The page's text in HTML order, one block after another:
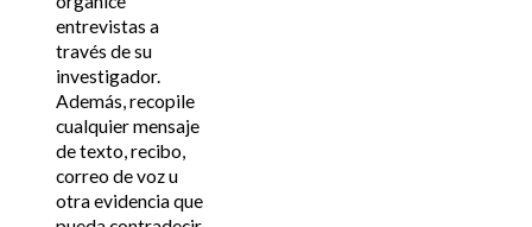
entrevistas a
través de su
investigador.
Además, recopile
cualquier mensaje
de texto, recibo,
correo de voz u
otra evidencia que